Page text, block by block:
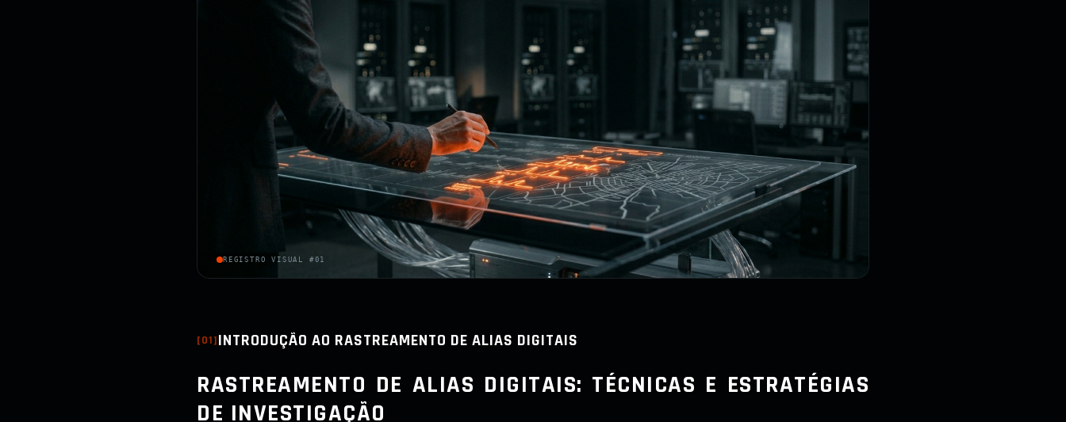
REGISTRO VISUAL #01
[01]INTRODUÇÃO AO RASTREAMENTO DE ALIAS DIGITAIS
RASTREAMENTO DE ALIAS DIGITAIS: TÉCNICAS E ESTRATÉGIAS
DE INVESTIGAÇÃO